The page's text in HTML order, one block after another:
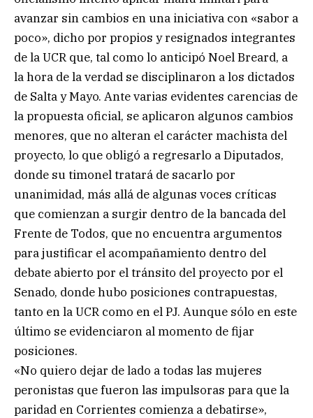
avanzar sin cambios en una iniciativa con «sabor a
poco», dicho por propios y resignados integrantes
de la UCR que, tal como lo anticipó Noel Breard, a
la hora de la verdad se disciplinaron a los dictados
de Salta y Mayo. Ante varias evidentes carencias de
la propuesta oficial, se aplicaron algunos cambios
menores, que no alteran el carácter machista del
proyecto, lo que obligó a regresarlo a Diputados,
donde su timonel tratará de sacarlo por
unanimidad, más allá de algunas voces críticas
que comienzan a surgir dentro de la bancada del
Frente de Todos, que no encuentra argumentos
para justificar el acompañamiento dentro del
debate abierto por el tránsito del proyecto por el
Senado, donde hubo posiciones contrapuestas,
tanto en la UCR como en el PJ. Aunque sólo en este
último se evidenciaron al momento de fijar
posiciones.
«No quiero dejar de lado a todas las mujeres
peronistas que fueron las impulsoras para que la
paridad en Corrientes comienza a debatirse»,